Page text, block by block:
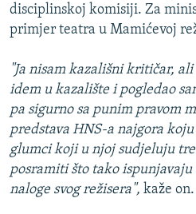
disciplinskoj komisiji. Za
primjer teatra u Mamićevoj
"Ja nisam kazališni kritičar,
idem u kazalište i pogledao
pa sigurno sa punim pravom
predstava HNS-a najgora
glumci koji u njoj sudjeluju
posramiti što tako ispunjavaju
naloge svog režisera", kaže on.